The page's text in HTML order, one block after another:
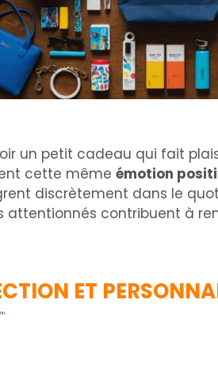
un petit cadeau qui fait
cette même émotion
discrètement dans le
attentionnés contribuent à
ET